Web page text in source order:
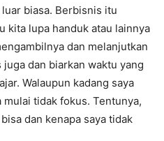
biasa. Berbisnis itu
kita lupa handuk atau lainnya
dan melanjutkan
dan biarkan waktu yang
Walaupun kadang saya
tidak fokus. Tentunya,
dan kenapa saya tidak